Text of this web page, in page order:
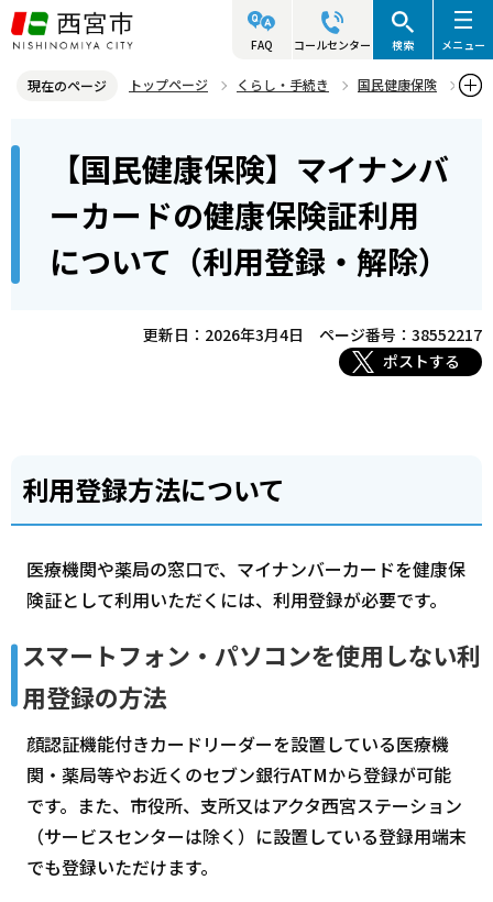
こ
の
ジ
す
FAQ コールセンター 検索 メニュー
現在のページ トップページ くらし・手続き
国民健康保険
【国民健康保険】マイナンバーカードの健康保険証利用について（利
用登録・解除）
ら
【国民健康保険】マイナンバ
ーカードの健康保険証利用
について（利用登録・解除）
更新日：2026年3月4日
ページ番号：38552217
ポストする
利用登録方法について
医療機関や薬局の窓口で、マイナンバーカードを健康保
険証として利用いただくには、利用登録が必要です。
スマートフォン・パソコンを使用しない利
用登録の方法
顔認証機能付きカードリーダーを設置している医療機
関・薬局等やお近くのセブン銀行ATMから登録が可能
です。また、市役所、支所又はアクタ西宮ステーション
（サービスセンターは除く）に設置している登録用端末
でも登録いただけます。